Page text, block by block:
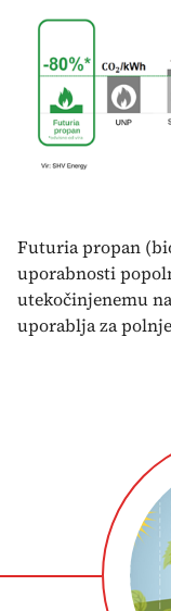
Futuria propan
uporabnosti
utekočinjenemu
uporablja za